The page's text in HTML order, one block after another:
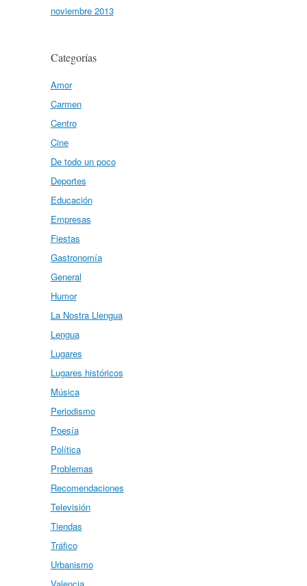
noviembre 2013
Categorías
Amor
Carmen
Centro
Cine
De todo un poco
Deportes
Educación
Empresas
Fiestas
Gastronomía
General
Humor
La Nostra Llengua
Lengua
Lugares
Lugares históricos
Música
Periodismo
Poesía
Política
Problemas
Recomendaciones
Televisión
Tiendas
Tráfico
Urbanismo
Valencia